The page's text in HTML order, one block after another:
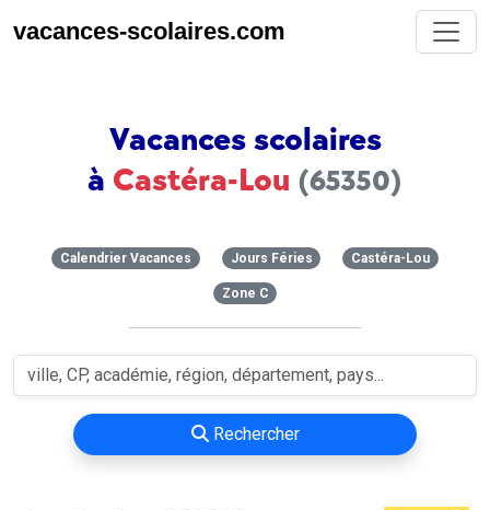
vacances-scolaires.com
Vacances scolaires
à Castéra-Lou (65350)
Calendrier Vacances Jours Féries Castéra-Lou
Zone C
Rechercher